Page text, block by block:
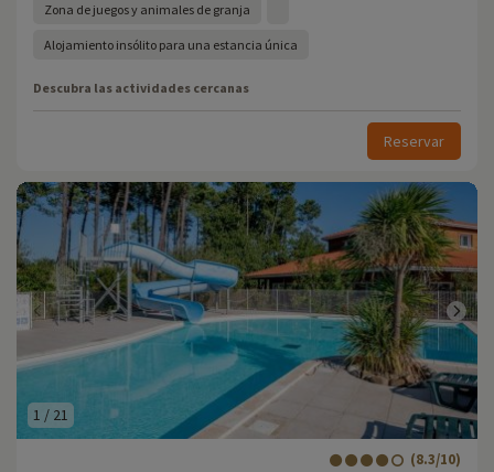
Zona de juegos y animales de granja
Alojamiento insólito para una estancia única
Descubra las actividades cercanas
Reservar
1 / 21
(8.3/10)